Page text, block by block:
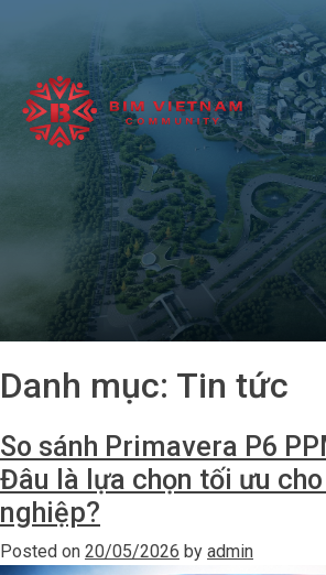
Danh mục: Tin tức
So sánh Primavera P6
Đâu là lựa chọn tối ưu cho
nghiệp?
Posted on 20/05/2026 by admin